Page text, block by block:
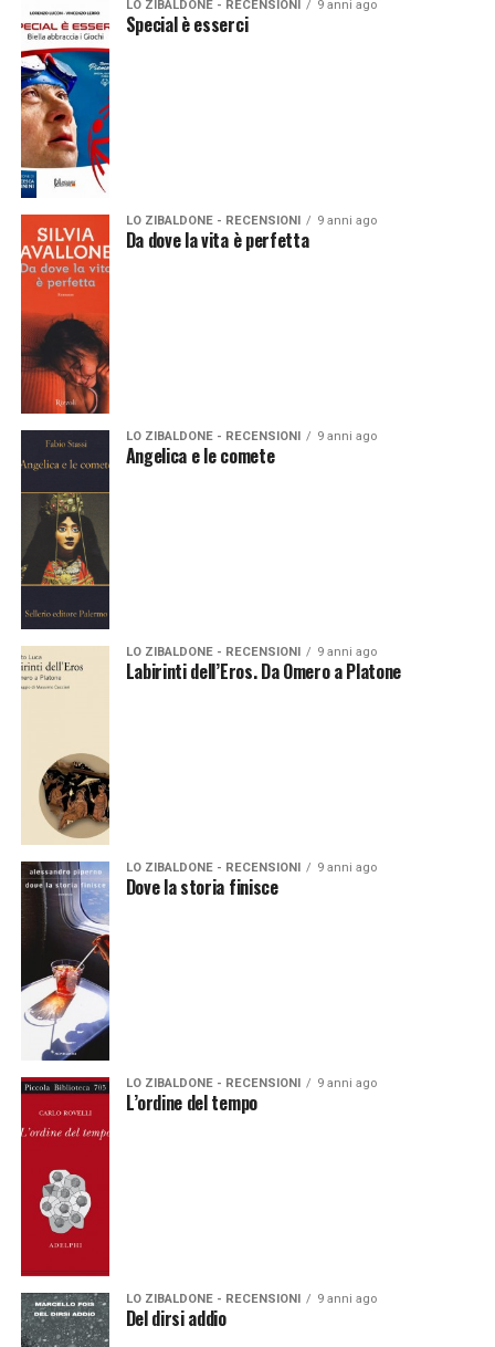
LO ZIBALDONE - RECENSIONI 9 anni ago
Special è esserci
LO ZIBALDONE - RECENSIONI 9 anni ago
Da dove la vita è perfetta
LO ZIBALDONE - RECENSIONI 9 anni ago
Angelica e le comete
LO ZIBALDONE - RECENSIONI 9 anni ago
Labirinti dell’Eros. Da Omero a Platone
LO ZIBALDONE - RECENSIONI 9 anni ago
Dove la storia finisce
LO ZIBALDONE - RECENSIONI 9 anni ago
L’ordine del tempo
LO ZIBALDONE - RECENSIONI 9 anni ago
Del dirsi addio